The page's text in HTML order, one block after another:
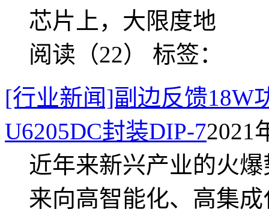
芯片上，大限度地
阅读（22） 标签：
[行业新闻]副边反馈18W
U6205DC封装DIP-72021
近年来新兴产业的火
来向高智能化、高集